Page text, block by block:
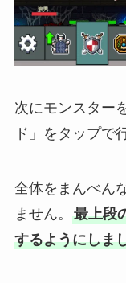
次にモンスター
ド」をタップで
全体をまんべん
ません。 最上段
するようにしま